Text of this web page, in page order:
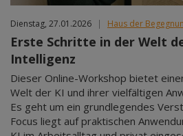
Dienstag, 27.01.2026 | Haus der
Erste Schritte in der Welt
Intelligenz
Dieser Online-Workshop bietet
Welt der KI und ihrer vielfältigen
Es geht um ein grundlegendes
Focus liegt auf praktischen